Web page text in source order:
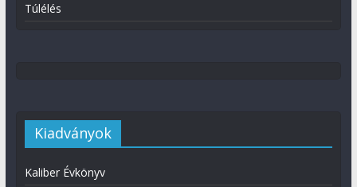
Túlélés
Kiadványok
Kaliber Évkönyv